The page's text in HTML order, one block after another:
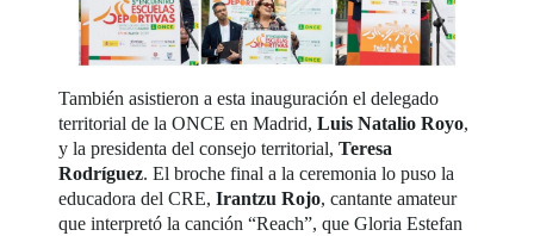
También asistieron a esta inauguración el delegado
territorial de la ONCE en Madrid,Luis Natalio Royo,
y la presidenta del consejo territorial,Teresa
Rodríguez. El broche final a la ceremonia lo puso la
educadora del CRE,Irantzu Rojo, cantante amateur
que interpretó la canción “Reach”, que Gloria Estefan